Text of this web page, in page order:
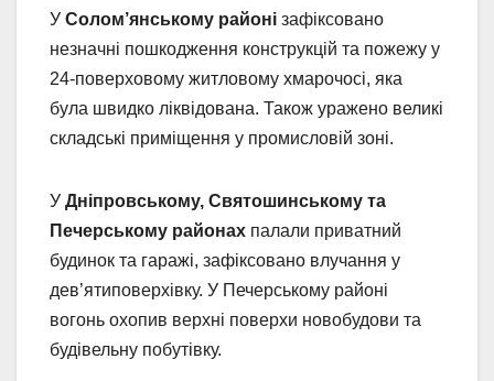
У Солом’янському районі зафіксовано
незначні пошкодження конструкцій та пожежу у
24-поверховому житловому хмарочосі, яка
була швидко ліквідована. Також уражено великі
складські приміщення у промисловій зоні.
У Дніпровському, Святошинському та
Печерському районах палали приватний
будинок та гаражі, зафіксовано влучання у
дев’ятиповерхівку. У Печерському районі
вогонь охопив верхні поверхи новобудови та
будівельну побутівку.